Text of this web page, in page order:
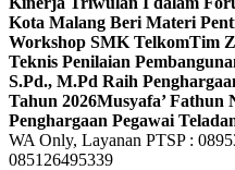
Kota Malang Beri Materi
Workshop SMK TelkomTim
Teknis Penilaian
S.Pd., M.Pd Raih
Tahun 2026Musyafa’ Fathun
Penghargaan Pegawai
WA Only, Layanan PTSP :
085126495339